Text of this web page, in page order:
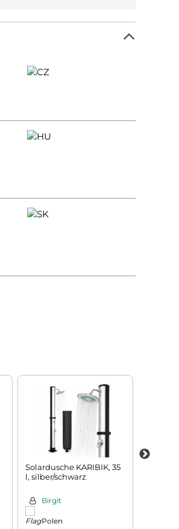
Solardusche KARIBIK, 35
l, silber/schwarz
Birgit
Polen